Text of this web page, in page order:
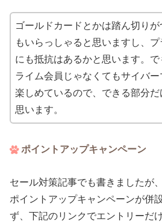
ゴールドカードとかは踏ん切りが
もいらっしゃると思いますし、プ
にも抵抗はあるかと思います。
ライム会員じゃなくてもサイバー
楽しめているので、できる部分だ
思います。
ポイントアップキャンペーン
セール対策記事でも書きましたが
ポイントアップキャンペーンが併
ず、下記のリンクでエントリーだ